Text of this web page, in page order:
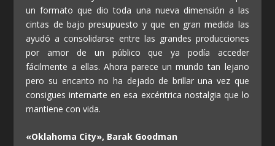
un formato que dio toda una nueva dimensión a las
cintas de bajo presupuesto y que en gran medida las
ayudó a consolidarse entre las grandes producciones
por amor de un público que ya podía acceder
fácilmente a ellas. Ahora parece un mundo tan lejano
pero su encanto no ha dejado de brillar una vez que
consigues internarte en esa excéntrica nostalgia que lo
mantiene con vida.
«Oklahoma City», Barak Goodman